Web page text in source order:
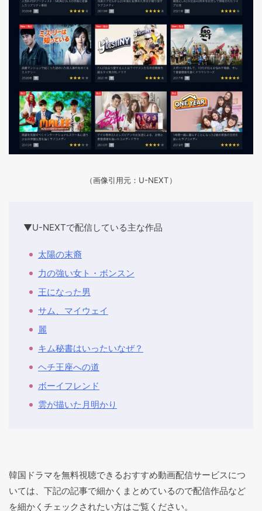
（画像引用元：U-NEXT）
▼U-NEXTで配信している主な作品
太陽の末裔
力の強い女ト・ボンスン
王になった男
サム、マイウェイ
麗
キム秘書はいったいなぜ？
ヘチ王座への道
ボーイフレンド
雲が描いた月明かり
韓国ドラマを無料視聴できるおすすめ動画配信サービスにつ
いては、下記の記事で細かくまとめているので配信作品など
を細かくチェックされたい方はご覧ください。